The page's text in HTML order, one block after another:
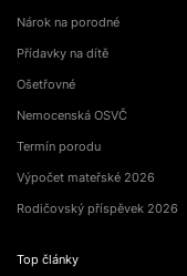
Nárok na porodné
Přídavky na dítě
Ošetřovné
Nemocenská OSVČ
Termín porodu
Výpočet mateřské 2026
Rodičovský příspěvek 2026
Top články